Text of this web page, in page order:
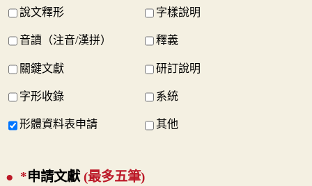
說文釋形 字樣說明
音讀（注音/漢拼） 釋義
關鍵文獻 研訂說明
字形收錄 系統
形體資料表申請 其他
*申請文獻 (最多五筆)